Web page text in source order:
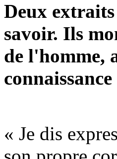
Deux
savoir. Ils
de l'homme,
« Je dis